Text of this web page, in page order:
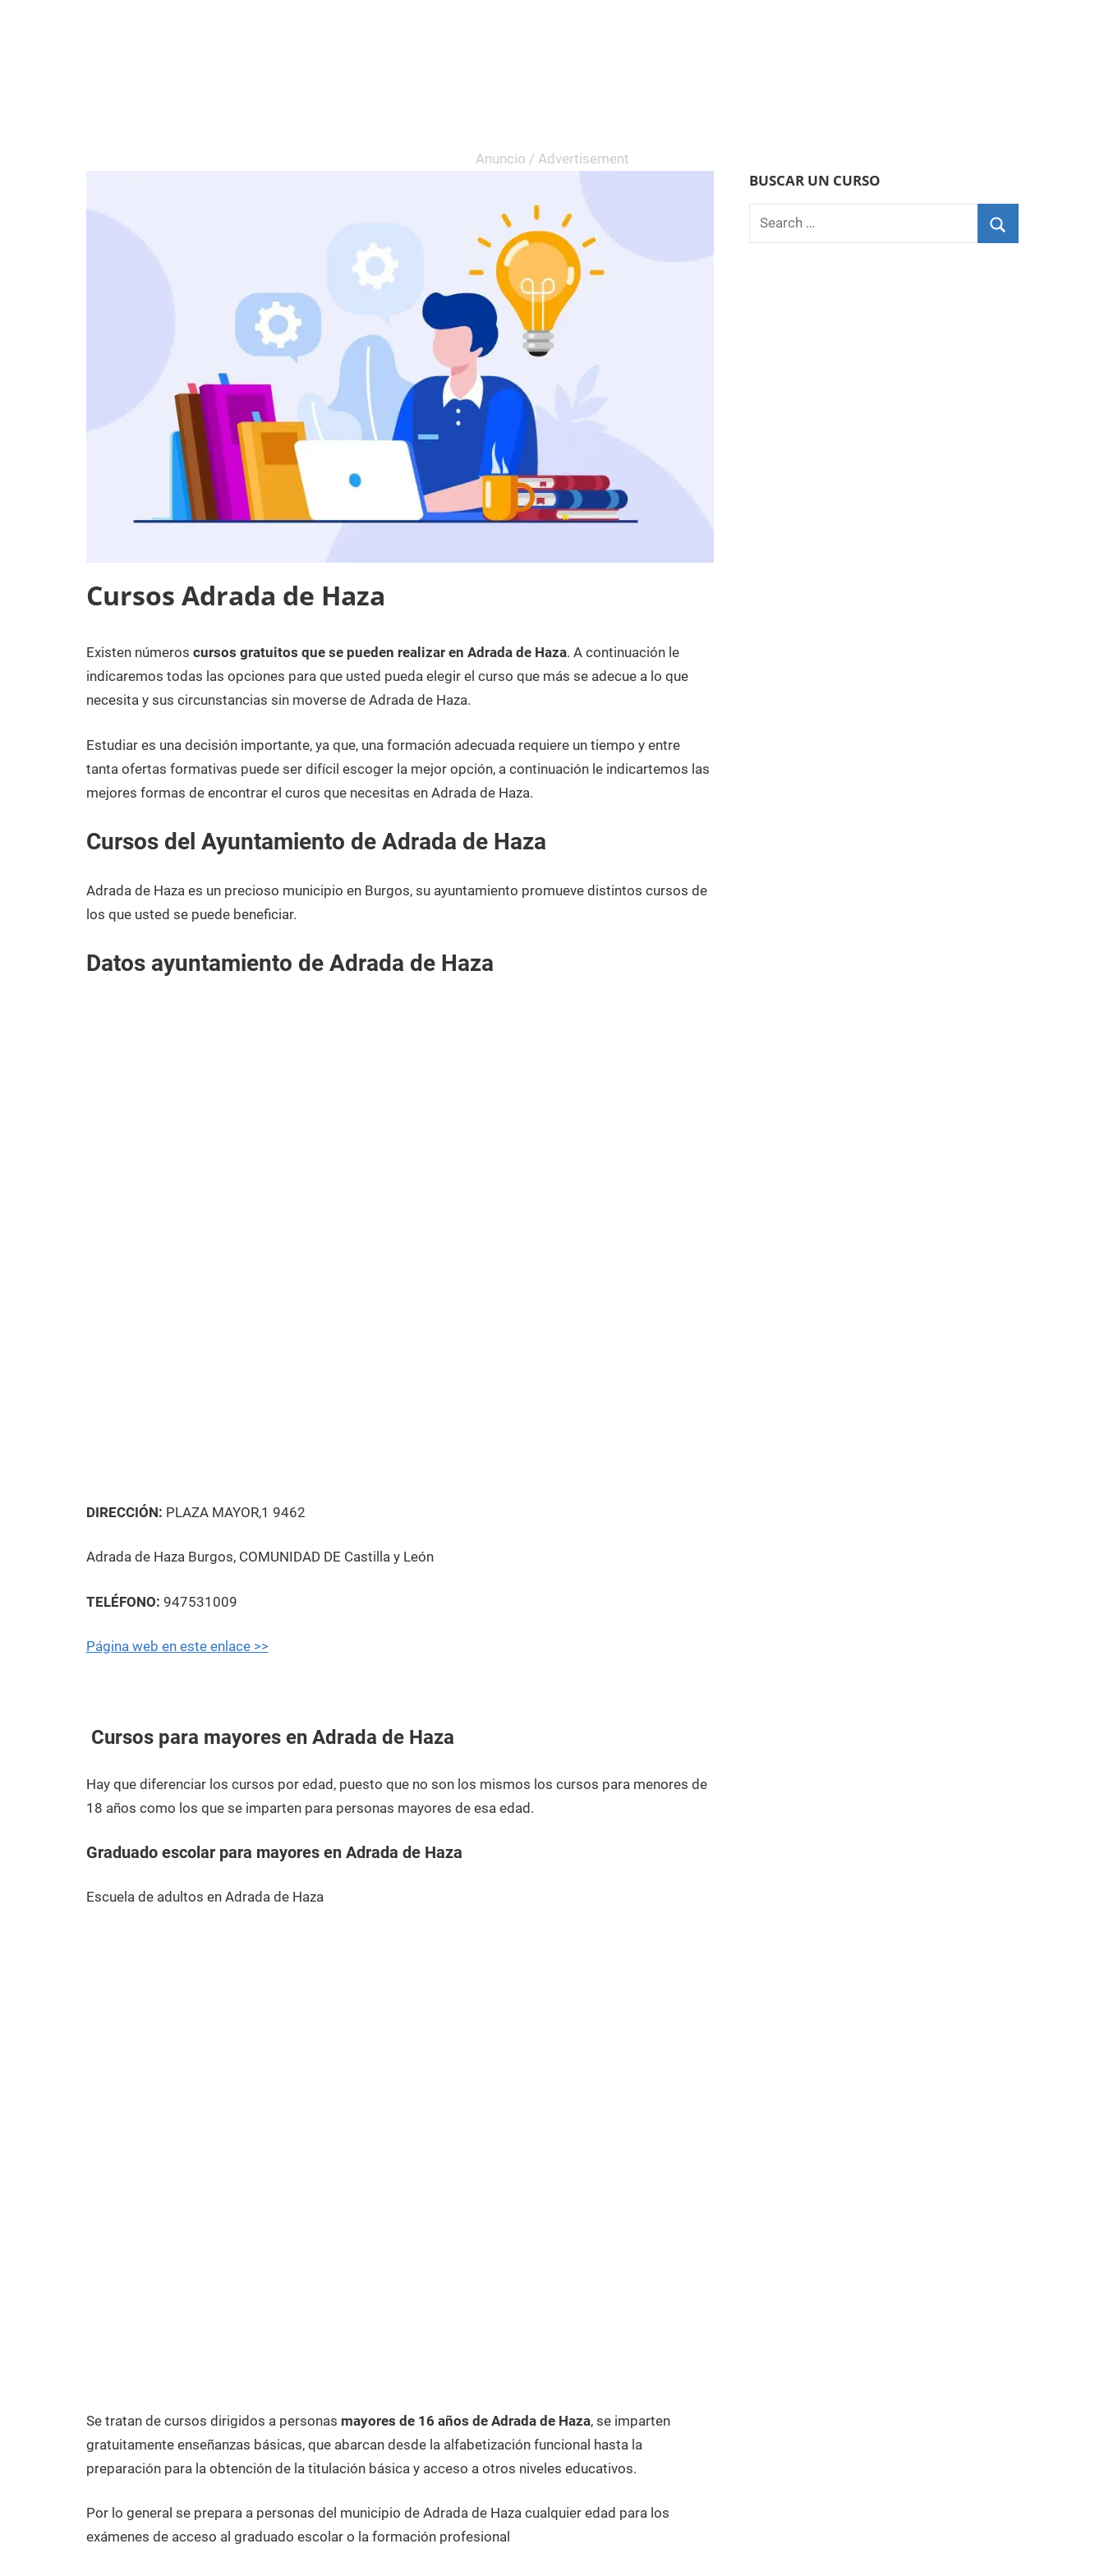
Cursos Adrada de Haza
30
de
enero
2021
Maria
Cursos
en
Burgos
Existen números cursos gratuitos que se pueden realizar en Adrada de Haza. A continuación le
indicaremos todas las opciones para que usted pueda elegir el curso que más se adecue a lo que
necesita y sus circunstancias sin moverse de Adrada de Haza.
Estudiar es una decisión importante, ya que, una formación adecuada requiere un tiempo y entre
tanta ofertas formativas puede ser difícil escoger la mejor opción, a continuación le indicartemos las
mejores formas de encontrar el curos que necesitas en Adrada de Haza.
Cursos del Ayuntamiento de Adrada de Haza
Adrada de Haza es un precioso municipio en Burgos, su ayuntamiento promueve distintos cursos de
los que usted se puede beneficiar.
Datos ayuntamiento de Adrada de Haza
DIRECCIÓN: PLAZA MAYOR,1 9462
Adrada de Haza Burgos, COMUNIDAD DE Castilla y León
TELÉFONO: 947531009
Página web en este enlace >>
Cursos para mayores en Adrada de Haza
Hay que diferenciar los cursos por edad, puesto que no son los mismos los cursos para menores de
18 años como los que se imparten para personas mayores de esa edad.
Graduado escolar para mayores en Adrada de Haza
Escuela de adultos en Adrada de Haza
Se tratan de cursos dirigidos a personas mayores de 16 años de Adrada de Haza, se imparten
gratuitamente enseñanzas básicas, que abarcan desde la alfabetización funcional hasta la
preparación para la obtención de la titulación básica y acceso a otros niveles educativos.
Por lo general se prepara a personas del municipio de Adrada de Haza cualquier edad para los
exámenes de acceso al graduado escolar o la formación profesional
BUSCAR UN CURSO
Search